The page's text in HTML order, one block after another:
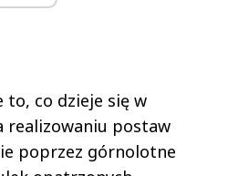
to, co dzieje się w
realizowaniu postaw
poprzez górnolotne